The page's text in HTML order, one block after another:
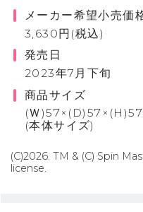
メーカー希望小売価
3,630円(税込)
発売日
2023年7月下旬
商品サイズ
(Ｗ)57×(D)57×(H)57
(本体サイズ)
(C)2026. TM & (C) Spin
license.